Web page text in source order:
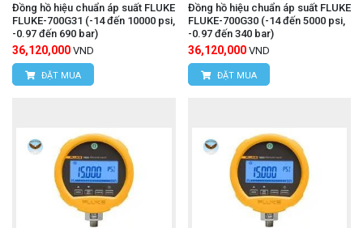
Đồng hồ hiệu chuẩn áp suất FLUKE
FLUKE-700G31 (-14 đến 10000 psi,
-0.97 đến 690 bar)
36,120,000 VND
ĐẶT MUA
Đồng hồ hiệu chuẩn áp suất FLUKE
FLUKE-700G30 (-14 đến 5000 psi,
-0.97 đến 340 bar)
36,120,000 VND
ĐẶT MUA